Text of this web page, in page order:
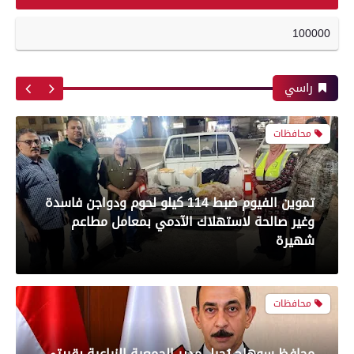
فى الدورى
معرض صور
بعدسة الخبر المصري| شاهد أبرز لقطات مباراة
رياضة
100000
راسي
وغير صالحة لاستهلاك الآدمي بمعامل مطاعم
شهيرة
محافظات
محافظ سوهاج يُحيل مدير الجمعية الزراعية بقريتي
"الكولا" و"الأحايوة شرق" فى أخميم إلى النيابة
العامة بتهمة تحصيل مبالغ مالية من المزارعين دون
وجه حق
محافظات